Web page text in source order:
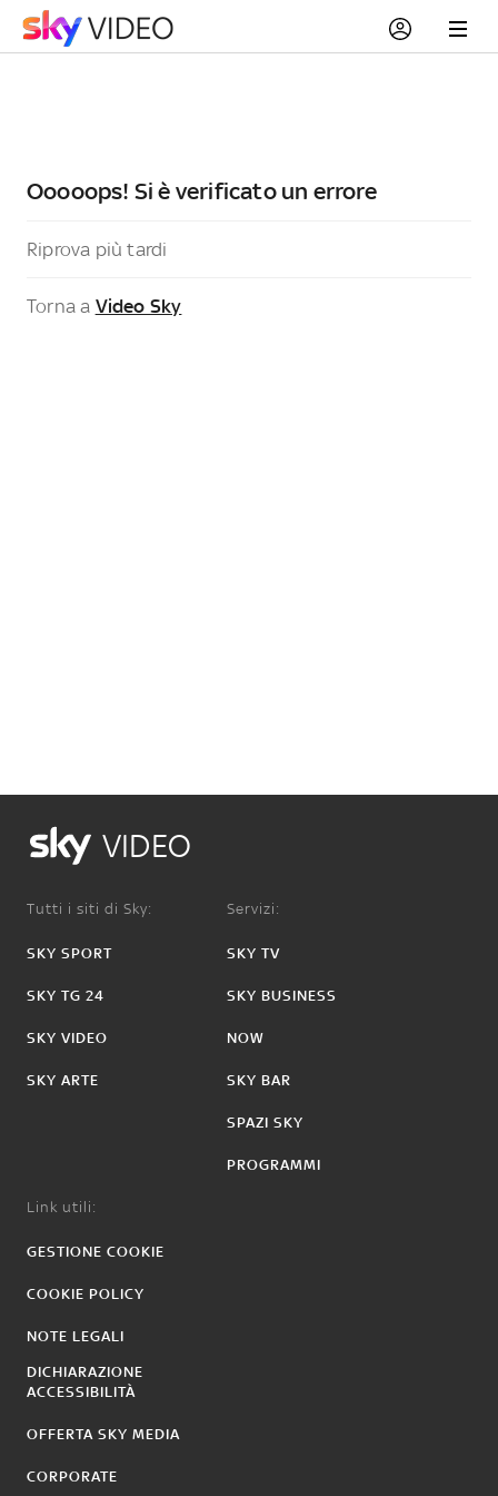
Ooooops! Si è verificato un errore
Riprova più tardi
Torna a Video Sky
VIDEO
Tutti i siti di Sky:
SKY SPORT
SKY TG 24
SKY VIDEO
SKY ARTE
Servizi:
SKY TV
SKY BUSINESS
NOW
SKY BAR
SPAZI SKY
PROGRAMMI
Link utili:
GESTIONE COOKIE
COOKIE POLICY
NOTE LEGALI
DICHIARAZIONE
ACCESSIBILITÀ
OFFERTA SKY MEDIA
CORPORATE